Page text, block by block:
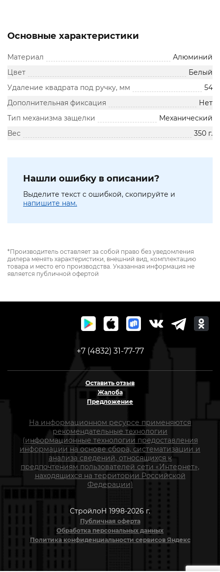
Основные характеристики
Материал
Алюминий
Цвет
Белый
Удаление квадрата под ручку, мм
54
Дополнительная фиксация
Нет
Тип механизма защелки
Механический
Вес
350 г.
Нашли ошибку в описании?
Выделите текст с ошибкой, скопируйте и
напишите нам.
*Производитель оставляет за собой право без уведомления
дилера менять характеристики, внешний вид, комплектацию
товара и место его производства. Указанная информация не
является публичной офертой
+7 (4832) 31-77-77
Оставить отзыв
Жалоба
Предложение
На информационном ресурсе применяются
рекомендательные технологии
(информационные технологии предоставления
информации на основе сбора, систематизации и
анализа сведений, относящихся к
предпочтениям пользователей сети «Интернет»,
находящихся на территории Российской
Федерации)
СтройлоН 1998-2026 г.
Публичная оферта
Обработка персональных данных
Политика конфиденциальности сервисов Яндекс